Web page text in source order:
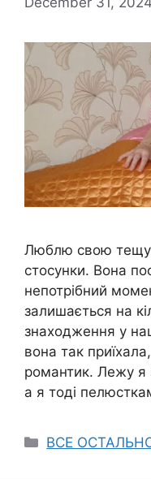
Люблю свою тещу,
стосунки. Вона
непотрібний
залишається на
знаходження у
вона так
романтик. Лежу я
а я тоді
Categories
ВСЕ